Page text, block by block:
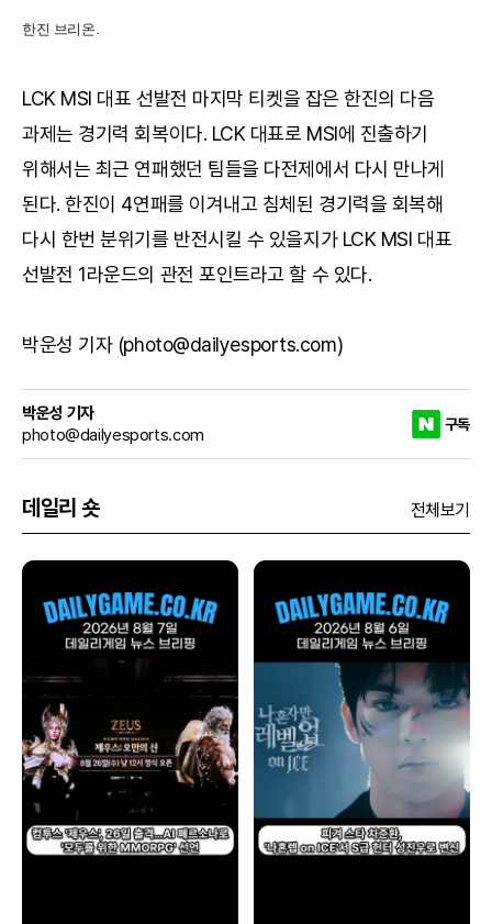
한진 브리온.
LCK MSI 대표 선발전 마지막 티켓을 잡은 한진의 다음
과제는 경기력 회복이다. LCK 대표로 MSI에 진출하기
위해서는 최근 연패했던 팀들을 다전제에서 다시 만나게
된다. 한진이 4연패를 이겨내고 침체된 경기력을 회복해
다시 한번 분위기를 반전시킬 수 있을지가 LCK MSI 대표
선발전 1라운드의 관전 포인트라고 할 수 있다.
박운성 기자 (photo@dailyesports.com)
박운성 기자
photo@dailyesports.com
구독
데일리 숏 전체보기